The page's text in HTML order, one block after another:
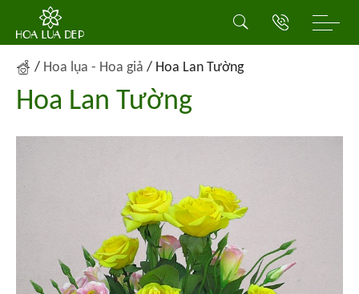
/ Hoa lụa - Hoa giả / Hoa Lan Tường
Hoa Lan Tường